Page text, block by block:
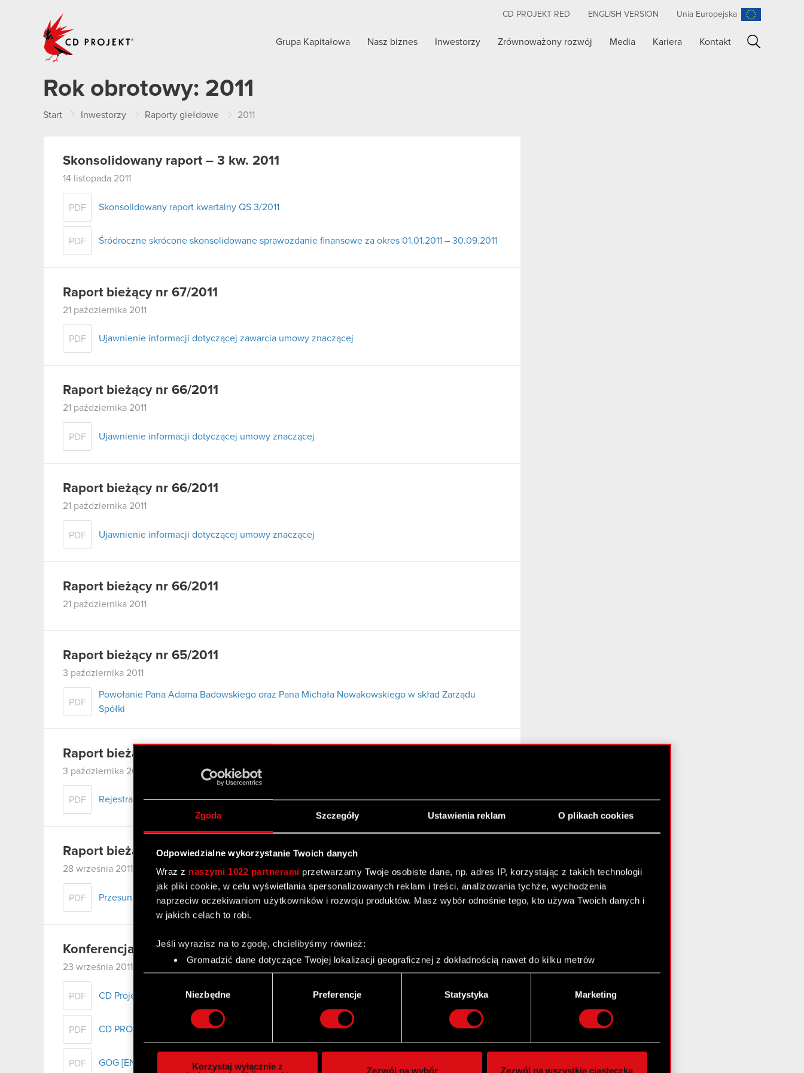
Zgoda Szczegóły Ustawienia reklam O plikach cookies
Odpowiedzialne wykorzystanie Twoich danych
Wraz z naszymi 1022 partnerami przetwarzamy Twoje osobiste dane, np. adres IP, korzystając z takich technologii
jak pliki cookie, w celu wyświetlania spersonalizowanych reklam i treści, analizowania tychże, wychodzenia
naprzeciw oczekiwaniom użytkowników i rozwoju produktów. Masz wybór odnośnie tego, kto używa Twoich danych i
w jakich celach to robi.
Jeśli wyrazisz na to zgodę, chcielibyśmy również:
Gromadzić dane dotyczące Twojej lokalizacji geograficznej z dokładnością nawet do kilku metrów
Identyfikować Twoje urządzenie, aktywnie analizując charakteryzującego je zbiory danych (fingerprinting,
Dowiedz się więcej odnośnie tego, jak Twoje osobiste dane są przetwarzane oraz ustaw własne preferencje w
szczegółów . W Deklaracji plików cookie możesz zmienić lub wycofać swoją zgodę w dowolnej chwili.
Wykorzystujemy pliki cookie do spersonalizowania treści i reklam, aby oferować funkcje społecznościowe i
Niezbędne Preferencje Statystyka Marketing
Korzystaj wyłącznie z
Zezwól na wybór Zezwól na wszystkie ciasteczka
CD PROJEKT RED ENGLISH VERSION Unia Europejska
Grupa Kapitałowa Nasz biznes Inwestorzy Zrównoważony rozwój Media Kariera Kontakt
Rok obrotowy: 2011
Start Inwestorzy Raporty giełdowe 2011
Skonsolidowany raport – 3 kw. 2011
14 listopada 2011
PDF Skonsolidowany raport kwartalny QS 3/2011
PDF Śródroczne skrócone skonsolidowane sprawozdanie finansowe za okres 01.01.2011 – 30.09.2011
Raport bieżący nr 67/2011
21 października 2011
PDF Ujawnienie informacji dotyczącej zawarcia umowy znaczącej
Raport bieżący nr 66/2011
21 października 2011
PDF Ujawnienie informacji dotyczącej umowy znaczącej
Raport bieżący nr 66/2011
21 października 2011
PDF Ujawnienie informacji dotyczącej umowy znaczącej
Raport bieżący nr 66/2011
21 października 2011
Raport bieżący nr 65/2011
3 października 2011
PDF
Powołanie Pana Adama Badowskiego oraz Pana Michała Nowakowskiego w skład Zarządu
Spółki
Raport bieżący nr 64/2011
3 października 2011
PDF Rejestracja połączenia CD Projekt RED S.A. ze spółką zależną CD Projekt Red z o.o.
Raport bieżący nr 63/2011
28 września 2011
PDF Przesunięcie terminu rozprawy w toczącym się postępowaniu spółki zależnej
Konferencja CD PROJEKT RED Jesień 2011
23 września 2011
PDF CD Projekt RED
PDF CD PROJEKT
PDF GOG [EN]